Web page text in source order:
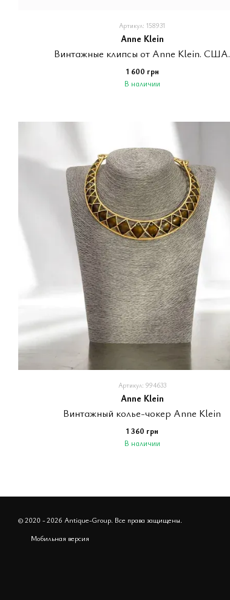
Артикул: 158931
Anne Klein
Винтажные клипсы от Anne Klein. США.
1 600 грн
В наличии
Артикул: 994633
Anne Klein
Винтажный колье-чокер Anne Klein
1 360 грн
В наличии
© 2020 - 2026 Antique-Group. Все права защищены.
Мобильная версия